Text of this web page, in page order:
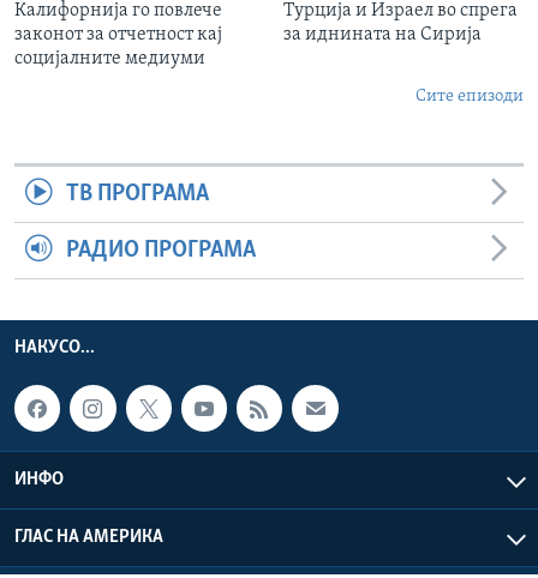
Калифорнија го повлече
законот за отчетност кај
социјалните медиуми
Турција и Израел во спрега
за иднината на Сирија
Сите епизоди
ТВ ПРОГРАМА
РАДИО ПРОГРАМА
НАКУСО...
ИНФО
ГЛАС НА АМЕРИКА